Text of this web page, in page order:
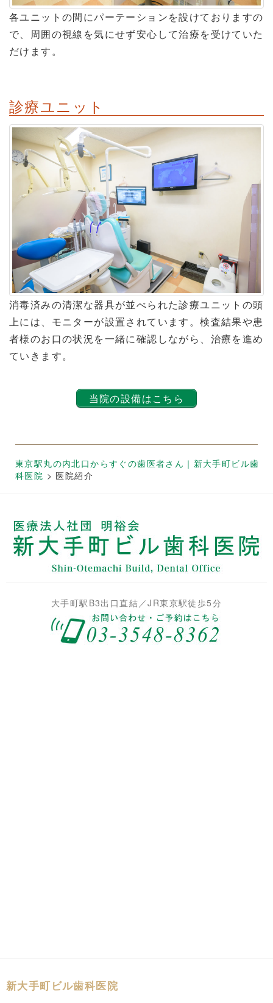
各ユニットの間にパーテーションを設けておりますの
で、周囲の視線を気にせず安心して治療を受けていた
だけます。
診療ユニット
消毒済みの清潔な器具が並べられた診療ユニットの頭
上には、モニターが設置されています。検査結果や患
者様のお口の状況を一緒に確認しながら、治療を進め
ていきます。
当院の設備はこちら
東京駅丸の内北口からすぐの歯医者さん｜新大手町ビル歯
科医院 > 医院紹介
大手町駅B3出口直結／JR東京駅徒歩5分
新大手町ビル歯科医院